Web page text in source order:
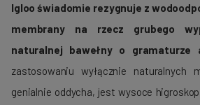
Igloo świadomie rezygnuje z
membrany na rzecz grubego
naturalnej bawełny o gramaturze
zastosowaniu wyłącznie naturalnych
genialnie oddycha, jest wysoce